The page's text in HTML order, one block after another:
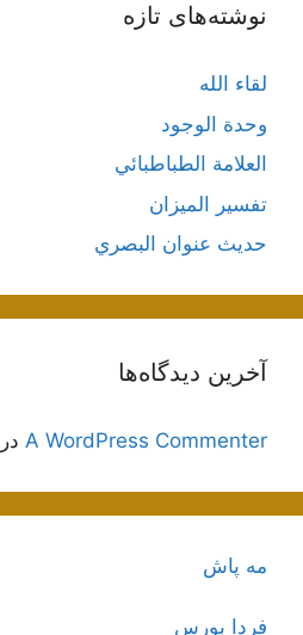
نوشته‌های تازه
لقاء الله
وحدة الوجود
العلامة الطباطبائي
تفسير الميزان
حديث عنوان البصري
آخرین دیدگاه‌ها
A WordPress Commenter در
مه پاش
فردا بورس